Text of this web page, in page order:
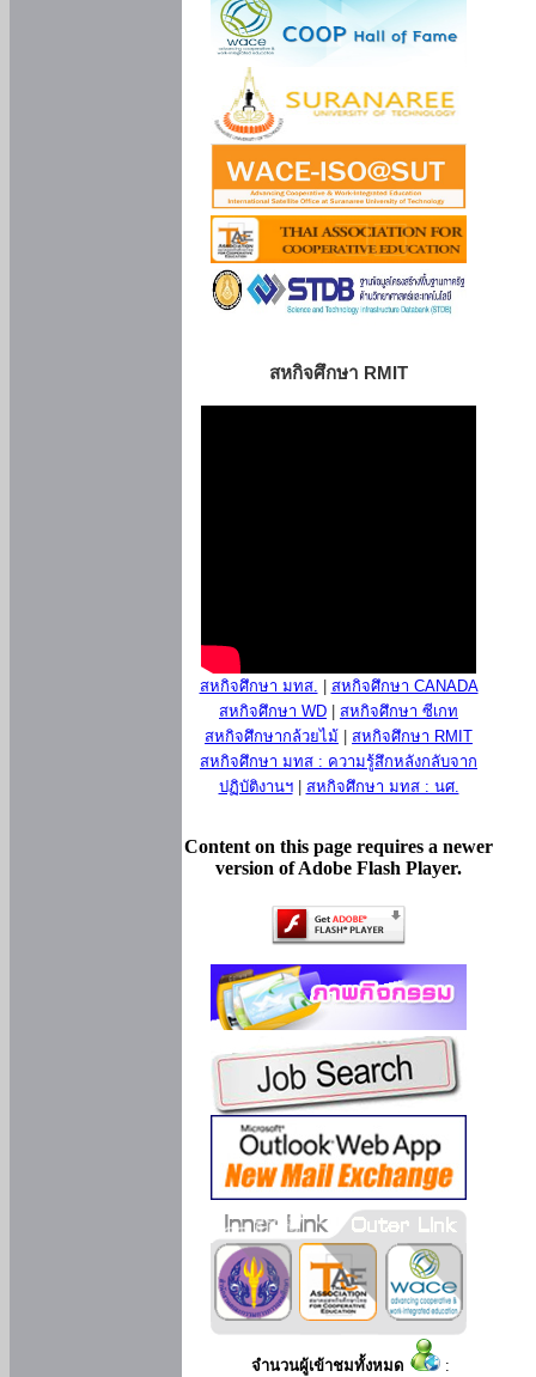
สหกิจศึกษา RMIT
สหกิจศึกษา มทส.
สหกิจศึกษา CANADA
สหกิจศึกษา WD
สหกิจศึกษา ซีเกท
สหกิจศึกษากล้วยไม้
สหกิจศึกษา RMIT
สหกิจศึกษา มทส : ความรู้สึกหลังกลับจาก
ปฏิบัติงานฯ| สหกิจศึกษา มทส : นศ.
Content on this page requires a newer
version of Adobe Flash Player.
จำนวนผู้เข้าชมทั้งหมด :